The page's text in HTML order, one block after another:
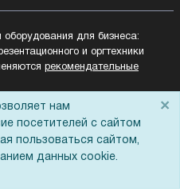
для бизнеса:
и оргтехники
рекомендательные
данных
данных
нам
посетителей с сайтом
пользоваться сайтом,
данных cookie.
×